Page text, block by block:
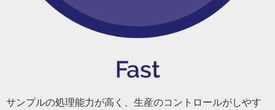
サンプルの処理能力が高く、生産のコントロールがしやす